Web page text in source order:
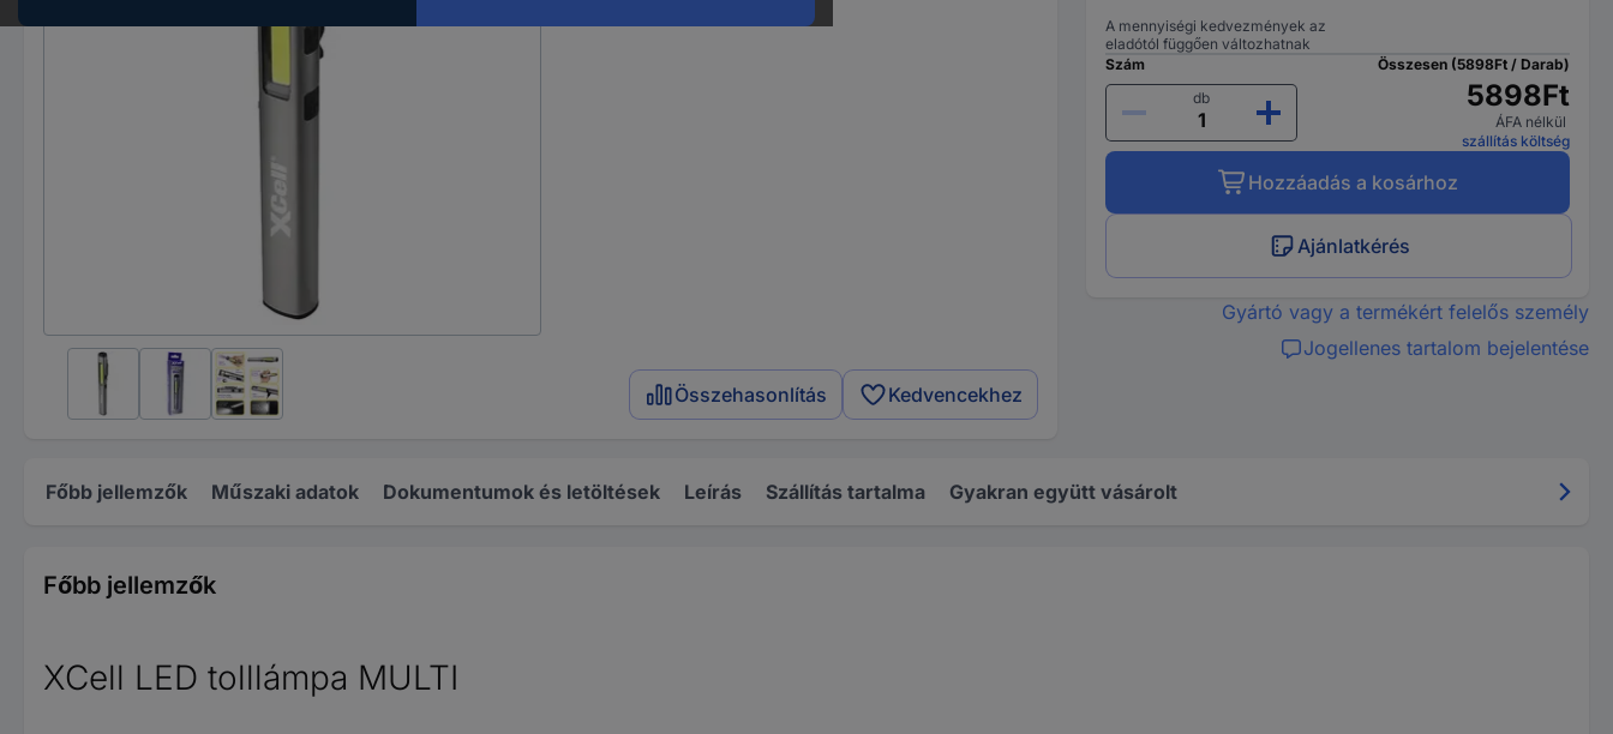
Összehasonlítás Kedvencekhez
A mennyiségi kedvezmények az
eladótól függően változhatnak
Szám
db
Összesen (5898Ft / Darab)
5898Ft
ÁFA nélkül
szállítás költség
Hozzáadás a kosárhoz
Ajánlatkérés
Gyártó vagy a termékért felelős személy
Jogellenes tartalom bejelentése
Főbb jellemzők Műszaki adatok Dokumentumok és letöltések Leírás Szállítás tartalma Gyakran együtt vásárolt
Főbb jellemzők
XCell LED tolllámpa MULTI